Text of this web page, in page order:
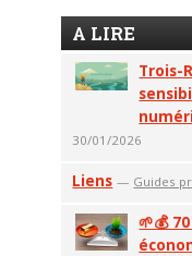
A LIRE
Trois-
30/01/2026
Liens — Guides
🌱💰